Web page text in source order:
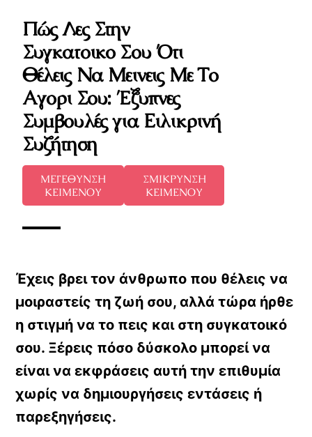
Πώς Λες Στην
Συγκατοικο Σου Ότι
Θέλεις Να Μεινεις Με Το
Αγορι Σου: Έξυπνες
Συμβουλές για Ειλικρινή
Συζήτηση
ΜΕΓΕΘΥΝΣΗ
ΚΕΙΜΕΝΟΥ
ΣΜΙΚΡΥΝΣΗ
ΚΕΙΜΕΝΟΥ
Έχεις βρει τον άνθρωπο που θέλεις να
μοιραστείς τη ζωή σου, αλλά τώρα ήρθε
η στιγμή να το πεις και στη συγκατοικό
σου. Ξέρεις πόσο δύσκολο μπορεί να
είναι να εκφράσεις αυτή την επιθυμία
χωρίς να δημιουργήσεις εντάσεις ή
παρεξηγήσεις.